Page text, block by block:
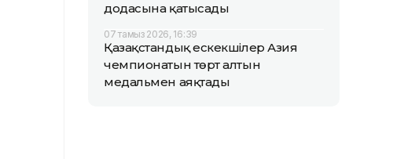
додасына қатысады
07 тамыз 2026, 16:39
Қазақстандық ескекшілер Азия
чемпионатын төрт алтын
медальмен аяқтады